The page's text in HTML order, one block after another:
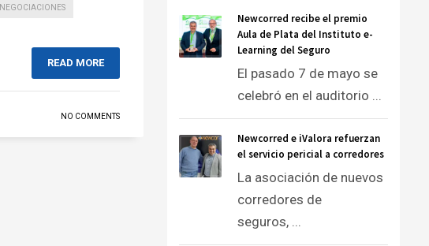
NEGOCIACIONES
READ MORE
NO COMMENTS
Newcorred recibe el premio
Aula de Plata del Instituto e-
Learning del Seguro
El pasado 7 de mayo se
celebró en el auditorio ...
Newcorred e iValora refuerzan
el servicio pericial a corredores
La asociación de nuevos
corredores de
seguros, ...